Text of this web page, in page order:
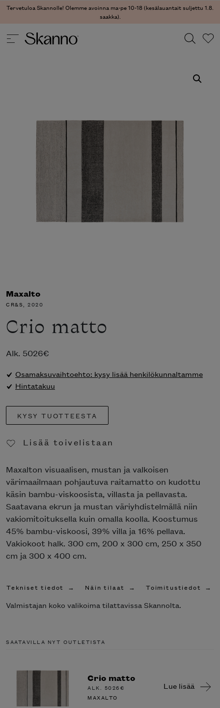
Tervetuloa Skannolle! Olemme avoinna ma-pe 10-18 (kesälauantait suljettu 1.8.
saakka).
Maxalto
CR&S, 2020
Crio matto
Alk. 5026€
Osamaksuvaihtoehto: kysy lisää henkilökunnaltamme
Hintatakuu
KYSY TUOTTEESTA
Lisää toivelistaan
Maxalton visuaalisen, mustan ja valkoisen
värimaailmaan pohjautuva raitamatto on kudottu
käsin bambu-viskoosista, villasta ja pellavasta.
Saatavana ekrun ja mustan väriyhdistelmällä niin
vakiomitoituksella kuin omalla koolla. Koostumus
45% bambu-viskoosi, 39% villa ja 16% pellava.
Vakiokoot halk. 300 cm, 200 x 300 cm, 250 x 350
cm ja 300 x 400 cm.
Tekniset tiedot Näin tilaat Toimitustiedot
Valmistajan koko valikoima tilattavissa Skannolta.
SAATAVILLA NYT OUTLETISTA
Crio matto
ALK. 5026€
MAXALTO
Lue lisää